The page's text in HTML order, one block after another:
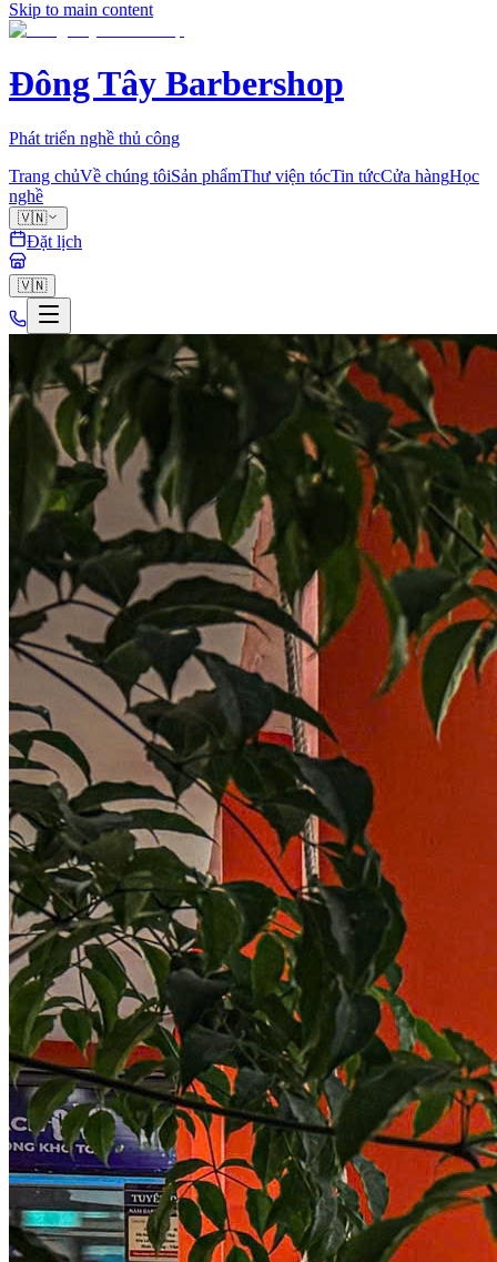
Skip to main content
Đông Tây Barbershop
Phát triển nghề thủ công
Trang chủVề chúng tôiSản phẩmThư viện tócTin tứcCửa hàngHọc
nghề
🇻🇳
Đặt lịch
🇻🇳